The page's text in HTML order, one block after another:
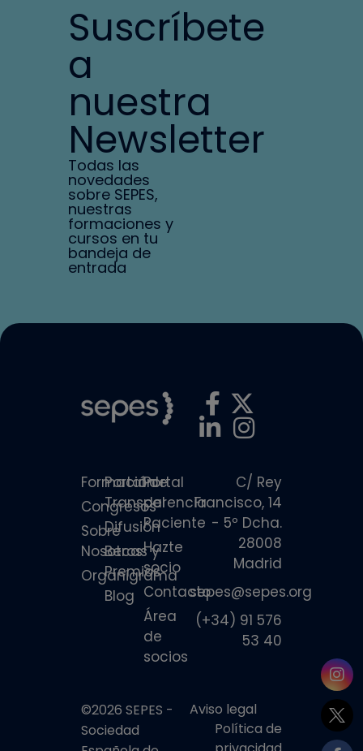
Suscríbete
a
nuestra
Newsletter
Todas las
novedades
sobre SEPES,
nuestras
formaciones y
cursos en tu
bandeja de
entrada
Formación
Congresos
Sobre
Nosotros
Organigrama
Portal de
Transparencia
Difusión
Becas y
Premios
Blog
Portal
del
Paciente
Hazte
socio
Contacto
Área
de
socios
C/ Rey
Francisco, 14
- 5º Dcha.
28008
Madrid
sepes@sepes.org
(+34) 91 576
53 40
©2026 SEPES -
Sociedad
Aviso legal
Política de